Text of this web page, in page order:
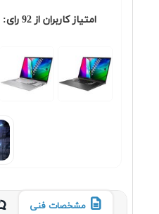
امتیاز کاربران از92رای:
Previous
مشخصات فنی